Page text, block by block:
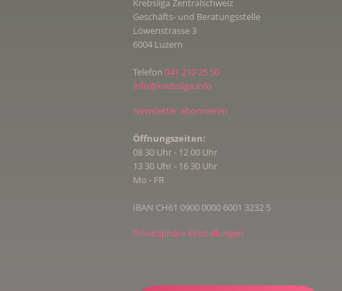
Krebsliga Zentralschweiz
Geschäfts- und Beratungsstelle
Löwenstrasse 3
6004 Luzern
Telefon 041 210 25 50
info@krebsliga.info
Newsletter abonnieren
Öffnungszeiten:
08 30 Uhr - 12 00 Uhr
13 30 Uhr - 16 30 Uhr
Mo - FR
IBAN CH61 0900 0000 6001 3232 5
Privatsphäre-Einstellungen